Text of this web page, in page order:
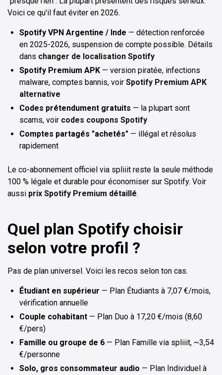
Voici ce qu'il faut éviter en 2026.
Spotify VPN Argentine / Inde — détection renforcée
en 2025-2026, suspension de compte possible. Détails
dans changer de localisation Spotify
Spotify Premium APK — version piratée, infections
malware, comptes bannis, voir Spotify Premium APK
alternative
Codes prétendument gratuits — la plupart sont
scams, voir codes coupons Spotify
Comptes partagés "achetés" — illégal et résolus
rapidement
Le co-abonnement officiel via spliiit reste la seule méthode
100 % légale et durable pour économiser sur Spotify. Voir
aussi prix Spotify Premium détaillé.
Quel plan Spotify choisir
selon votre profil ?
Pas de plan universel. Voici les recos selon ton cas.
Étudiant en supérieur — Plan Étudiants à 7,07 €/mois,
vérification annuelle
Couple cohabitant — Plan Duo à 17,20 €/mois (8,60
€/pers)
Famille ou groupe de 6 — Plan Famille via spliiit, ~3,54
€/personne
Solo, gros consommateur audio — Plan Individuel à